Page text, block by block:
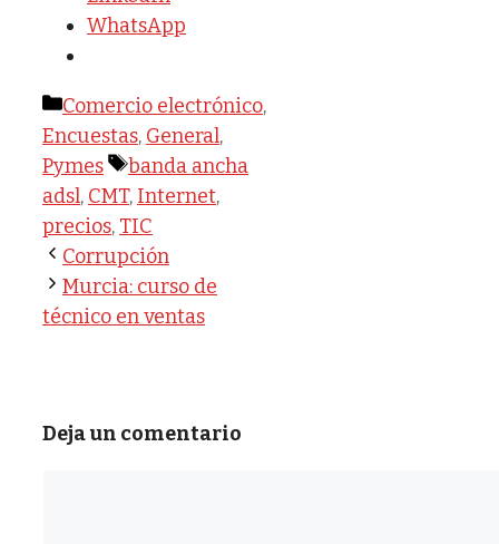
WhatsApp
Categorías
Comercio electrónico,
Encuestas, General,
Pymes
Etiquetas
banda ancha
adsl, CMT, Internet,
precios, TIC
Corrupción
Murcia: curso de
técnico en ventas
Deja un comentario